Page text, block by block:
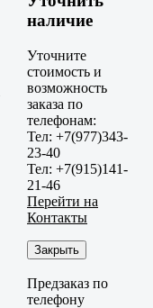
наличие
Уточните
стоимость и
возможность
заказа по
телефонам:
Тел: +7(977)343-
23-40
Тел: +7(915)141-
21-46
Перейти на
Контакты
Закрыть
Предзаказ по
телефону